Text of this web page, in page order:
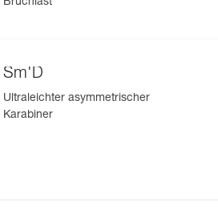
Bruchlast
Sm'D
Ultraleichter asymmetrischer
Karabiner